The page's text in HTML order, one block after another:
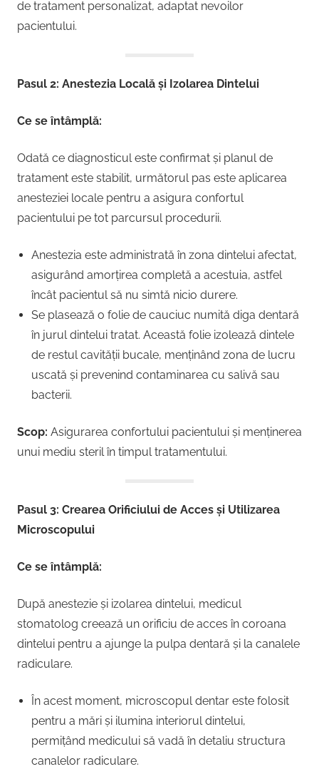
de tratament personalizat, adaptat nevoilor
pacientului.
Pasul 2: Anestezia Locală și Izolarea Dintelui
Ce se întâmplă:
Odată ce diagnosticul este confirmat și planul de
tratament este stabilit, următorul pas este aplicarea
anesteziei locale pentru a asigura confortul
pacientului pe tot parcursul procedurii.
Anestezia este administrată în zona dintelui afectat,
asigurând amorțirea completă a acestuia, astfel
încât pacientul să nu simtă nicio durere.
Se plasează o folie de cauciuc numită diga dentară
în jurul dintelui tratat. Această folie izolează dintele
de restul cavității bucale, menținând zona de lucru
uscată și prevenind contaminarea cu salivă sau
bacterii.
Scop: Asigurarea confortului pacientului și menținerea
unui mediu steril în timpul tratamentului.
Pasul 3: Crearea Orificiului de Acces și Utilizarea
Microscopului
Ce se întâmplă:
După anestezie și izolarea dintelui, medicul
stomatolog creează un orificiu de acces în coroana
dintelui pentru a ajunge la pulpa dentară și la canalele
radiculare.
În acest moment, microscopul dentar este folosit
pentru a mări și ilumina interiorul dintelui,
permițând medicului să vadă în detaliu structura
canalelor radiculare.